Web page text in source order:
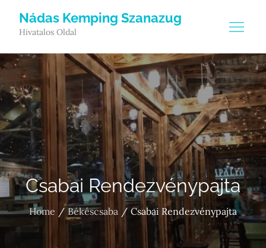
Nádas Kemping Szanazug
Hivatalos Oldal
Csabai Rendezvénypajta
Home Békéscsaba Csabai Rendezvénypajta